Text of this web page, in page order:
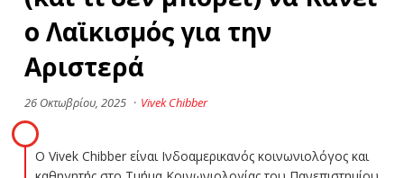
ο Λαϊκισμός για την
Αριστερά
26 Οκτωβρίου, 2025 · Vivek Chibber
Ο Vivek Chibber είναι Ινδοαμερικανός κοινωνιολόγος και